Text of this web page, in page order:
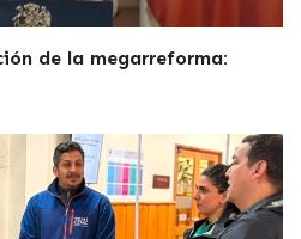
de la megarreforma: